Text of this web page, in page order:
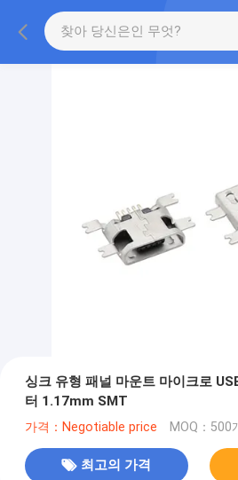
싱크 유형 패널 마운트 마이크로
터 1.17mm SMT
가격：Negotiable price MOQ：500
최고의 가격